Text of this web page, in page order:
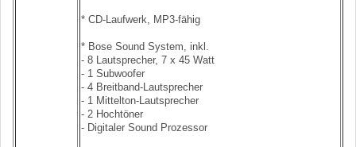
* CD-Laufwerk, MP3-fähig
* Bose Sound System, inkl.
- 8 Lautsprecher, 7 x 45 Watt
- 1 Subwoofer
- 4 Breitband-Lautsprecher
- 1 Mittelton-Lautsprecher
- 2 Hochtöner
- Digitaler Sound Prozessor